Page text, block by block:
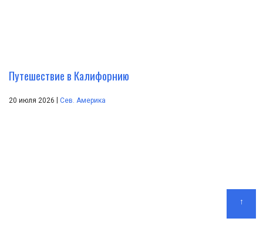
Путешествие в Калифорнию
20 июля 2026 | Сев. Америка
↑